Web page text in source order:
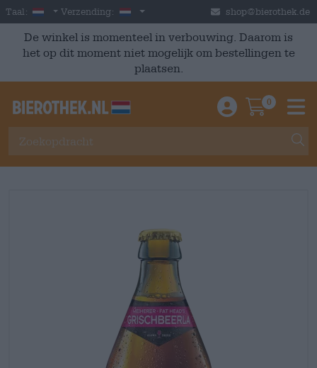
Skip to main content
Taal: Dutch
Verzending: Nederland shop@bierothek.de
De winkel is momenteel in verbouwing. Daarom is
het op dit moment niet mogelijk om bestellingen te
plaatsen.
Einloggen /
0